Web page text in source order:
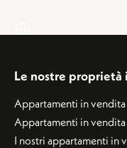
Le nostre proprietà
Appartamenti in
Appartamenti in vendita
I nostri appartamenti in